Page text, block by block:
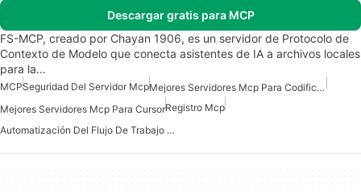
Descargar gratis para MCP
FS-MCP, creado por Chayan 1906, es un servidor de Protocolo de
Contexto de Modelo que conecta asistentes de IA a archivos locales
para la…
MCPSeguridad Del Servidor Mcp
Mejores Servidores Mcp Para Codificación
Mejores Servidores Mcp Para CursorRegistro Mcp
Automatización Del Flujo De Trabajo Del Servidor Mcp